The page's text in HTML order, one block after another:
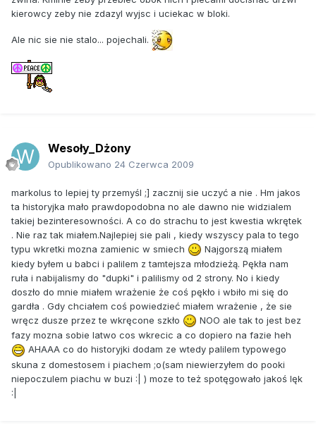
kierowcy zeby nie zdazyl wyjsc i uciekac w bloki.
Ale nic sie nie stalo... pojechali.
Wesoły_Dżony
Opublikowano 24 Czerwca 2009
markolus to lepiej ty przemyśl ;] zacznij sie uczyć a nie . Hm jakos
ta historyjka mało prawdopodobna no ale dawno nie widzialem
takiej bezinteresowności. A co do strachu to jest kwestia wkrętek
. Nie raz tak miałem.Najlepiej sie pali , kiedy wszyscy pala to tego
typu wkretki mozna zamienic w smiech
Najgorszą miałem
kiedy byłem u babci i palilem z tamtejsza młodzieżą. Pękła nam
ruła i nabijalismy do "dupki" i palilismy od 2 strony. No i kiedy
doszło do mnie miałem wrażenie że coś pękło i wbiło mi się do
gardła . Gdy chciałem coś powiedzieć miałem wrażenie , że sie
wręcz dusze przez te wkręcone szkło
NOO ale tak to jest bez
fazy mozna sobie latwo cos wkrecic a co dopiero na fazie heh
AHAAA co do historyjki dodam ze wtedy palilem typowego
skuna z domestosem i piachem ;o(sam niewierzyłem do pooki
niepoczulem piachu w buzi :| ) moze to też spotęgowało jakoś lęk
:|